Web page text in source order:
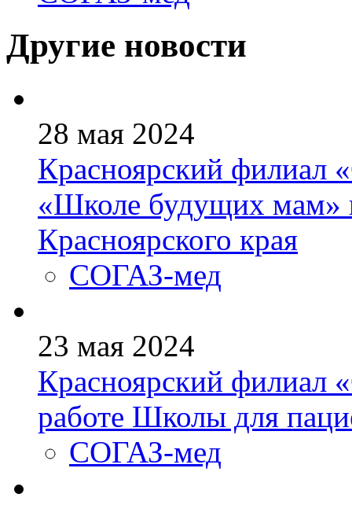
Другие новости
28 мая 2024
Красноярский филиал
«Школе будущих мам»
Красноярского края
СОГАЗ-мед
23 мая 2024
Красноярский филиал
работе Школы для
СОГАЗ-мед